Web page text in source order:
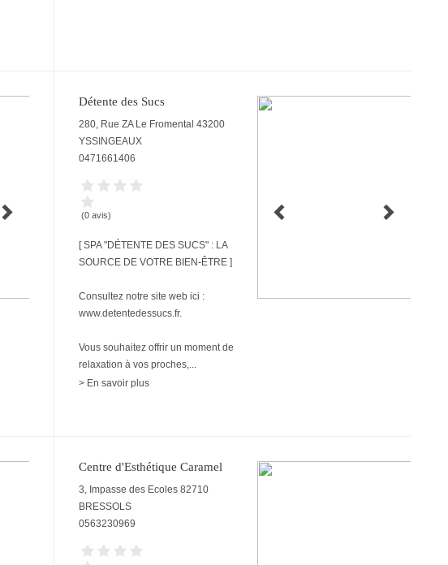
Détente des Sucs
280, Rue ZA Le Fromental 43200
YSSINGEAUX
0471661406
(0 avis)
[ SPA "DÉTENTE DES SUCS" : LA
SOURCE DE VOTRE BIEN-ÊTRE ]
Consultez notre site web ici :
www.detentedessucs.fr.
Vous souhaitez offrir un moment de
relaxation à vos proches,...
> En savoir plus
Centre d'Esthétique Caramel
3, Impasse des Ecoles 82710
BRESSOLS
0563230969